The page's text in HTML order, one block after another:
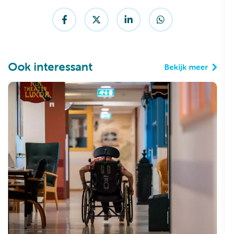
Ook interessant Bekijk meer